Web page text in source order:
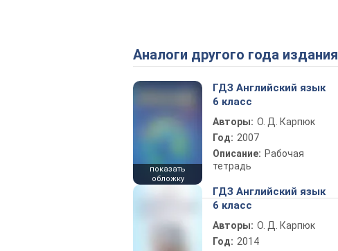
Аналоги другого года издания
показать
обложку
ГДЗ Английский язык
6 класс
Авторы: О. Д. Карпюк
Год: 2007
Описание: Рабочая
тетрадь
ГДЗ Английский язык
6 класс
Авторы: О. Д. Карпюк
Год: 2014